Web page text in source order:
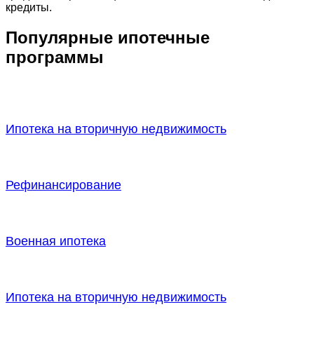
кредиты.
Популярные ипотечные
программы
Ипотека на вторичную недвижимость
Рефинансирование
Военная ипотека
Ипотека на вторичную недвижимость